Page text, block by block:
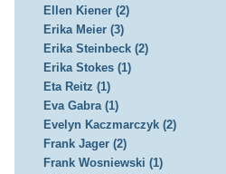
Ellen Kiener (2)
Erika Meier (3)
Erika Steinbeck (2)
Erika Stokes (1)
Eta Reitz (1)
Eva Gabra (1)
Evelyn Kaczmarczyk (2)
Frank Jager (2)
Frank Wosniewski (1)